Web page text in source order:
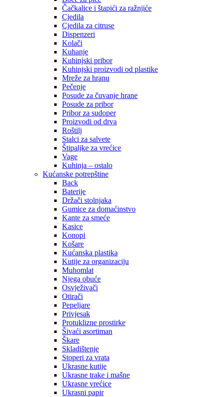
Čačkalice i štapići za ražnjiće
Cjedila
Cjedila za citruse
Dispenzeri
Kolači
Kuhanje
Kuhinjski pribor
Kuhinjski proizvodi od plastike
Mreže za hranu
Pečenje
Posude za čuvanje hrane
Posude za pribor
Pribor za sudoper
Proizvodi od drva
Roštilj
Stalci za salvete
Štipaljke za vrećice
Vage
Kuhinja – ostalo
Kućanske potrepštine
Back
Baterije
Držači stolnjaka
Gumice za domaćinstvo
Kante za smeće
Kasice
Konopi
Košare
Kućanska plastika
Kutije za organizaciju
Muhomlat
Njega obuće
Osvježivači
Otirači
Pepeljare
Privjesak
Protuklizne prostirke
Šivaći asortiman
Škare
Skladištenje
Stoperi za vrata
Ukrasne kutije
Ukrasne trake i mašne
Ukrasne vrećice
Ukrasni papir